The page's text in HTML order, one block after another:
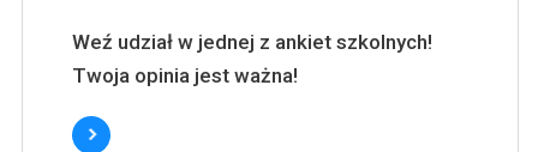
Weź udział w jednej z ankiet szkolnych!
Twoja opinia jest ważna!